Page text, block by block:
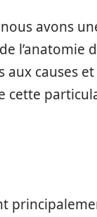
avons
l’anatomie
aux causes
cette